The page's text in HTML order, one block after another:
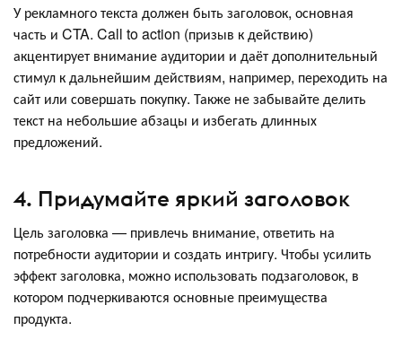
У рекламного текста должен быть заголовок, основная
часть и CTA. Call to action (призыв к действию)
акцентирует внимание аудитории и даёт дополнительный
стимул к дальнейшим действиям, например, переходить на
сайт или совершать покупку. Также не забывайте делить
текст на небольшие абзацы и избегать длинных
предложений.
4. Придумайте яркий заголовок
Цель заголовка — привлечь внимание, ответить на
потребности аудитории и создать интригу. Чтобы усилить
эффект заголовка, можно использовать подзаголовок, в
котором подчеркиваются основные преимущества
продукта.